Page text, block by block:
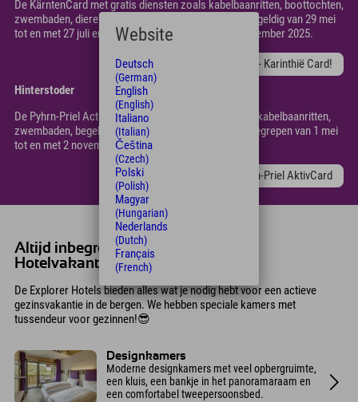
De KärntenCard met gratis diensten zoals kabelbaanritten, boottochten,
zwembaden, dierenbelevenissen en nog veel meer is geldig van 29 mei
tot en met 27 juli en van 31 augustus tot en met 1 november 2025.
VakantieVOORDEEL - Karinthië Card!
Hinterstoder
De Pyhrn-Priel Actiefkaart, met gratis diensten zoals kabelbaanritten,
zwembaden, begeleide wandelingen en musea, is inbegrepen van 1 mei
tot en met 2 november 2025.
GRATIS - Pyhrn-Priel AktivCard
Altijd inbegrepen in uw Explorer
Hotelvakantie:
De Explorer Hotels bieden alles wat je nodig hebt voor een actieve
gezinsvakantie in de bergen. We hebben speciale kamers met
tussendeur voor gezinnen!😎
Designkamers
Moderne designkamers met veel opbergruimte,
een kluis, een bankje in het panoramaraam en
een comfortabel tweepersoonsbed.
Website
Deutsch
(German)
English
(English)
Italiano
(Italian)
Čeština
(Czech)
Polski
(Polish)
Magyar
(Hungarian)
Nederlands
(Dutch)
Français
(French)